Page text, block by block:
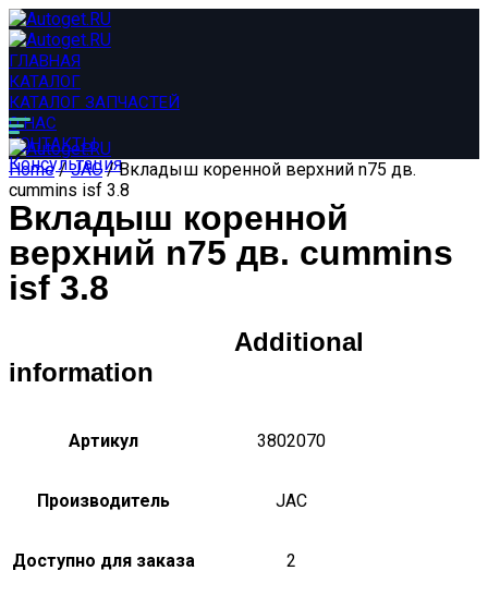
ГЛАВНАЯ
КАТАЛОГ
КАТАЛОГ ЗАПЧАСТЕЙ
О НАС
КОНТАКТЫ
Консультация
Home/JAC/ Вкладыш коренной верхний n75 дв.
cummins isf 3.8
Вкладыш коренной
верхний n75 дв. cummins
isf 3.8
Additional
information
Артикул 3802070
Производитель JAC
Доступно для заказа 2